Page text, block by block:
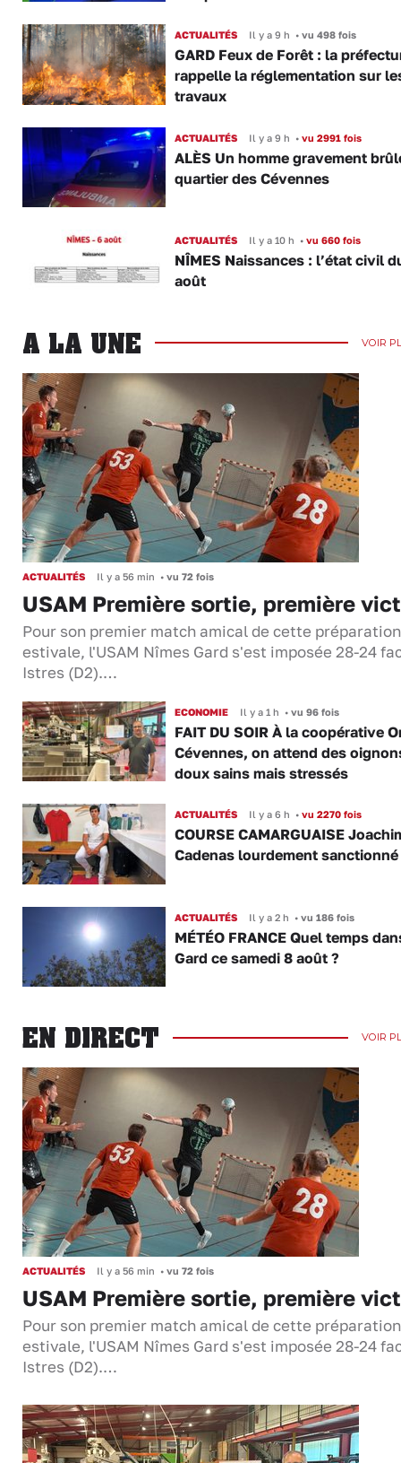
ACTUALITÉS Il y a 9 h •vu 498 fois
GARD Feux de Forêt : la
rappelle la réglementation sur
travaux
ACTUALITÉS Il y a 9 h •vu 2991 fois
ALÈS Un homme gravement
quartier des Cévennes
ACTUALITÉS Il y a 10 h •vu 660 fois
NÎMES Naissances : l’état civil
août
A LA UNE VOIR
ACTUALITÉS Il y a 56 min • vu 72 fois
USAM Première sortie, première
Pour son premier match amical de cette préparation
estivale, l'USAM Nîmes Gard s'est imposée 28-24
Istres (D2).…
ECONOMIE Il y a 1 h •vu 96 fois
FAIT DU SOIR À la coopérative
Cévennes, on attend des
doux sains mais stressés
ACTUALITÉS Il y a 6 h •vu 2270 fois
COURSE CAMARGUAISE
Cadenas lourdement sanctionné
ACTUALITÉS Il y a 2 h •vu 186 fois
MÉTÉO FRANCE Quel temps
Gard ce samedi 8 août ?
EN DIRECT VOIR
ACTUALITÉS Il y a 56 min • vu 72 fois
USAM Première sortie, première
Pour son premier match amical de cette préparation
estivale, l'USAM Nîmes Gard s'est imposée 28-24
Istres (D2).…